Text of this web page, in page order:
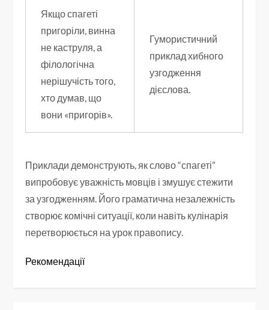
Якщо спагеті
пригоріли, винна
не каструля, а
філологічна
нерішучість того,
хто думав, що
вони «пригорів».
Гумористичний
приклад хибного
узгодження
дієслова.
Приклади демонструють, як слово “спагеті”
випробовує уважність мовців і змушує стежити
за узгодженням. Його граматична незалежність
створює комічні ситуації, коли навіть кулінарія
перетворюється на урок правопису.
Рекомендації